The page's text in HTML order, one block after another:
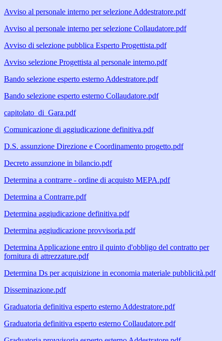
Avviso al personale interno per selezione Addestratore.pdf
Avviso al personale interno per selezione Collaudatore.pdf
Avviso di selezione pubblica Esperto Progettista.pdf
Avviso selezione Progettista al personale interno.pdf
Bando selezione esperto esterno Addestratore.pdf
Bando selezione esperto esterno Collaudatore.pdf
capitolato_di_Gara.pdf
Comunicazione di aggiudicazione definitiva.pdf
D.S. assunzione Direzione e Coordinamento progetto.pdf
Decreto assunzione in bilancio.pdf
Determina a contrarre - ordine di acquisto MEPA.pdf
Determina a Contrarre.pdf
Determina aggiudicazione definitiva.pdf
Determina aggiudicazione provvisoria.pdf
Determina Applicazione entro il quinto d'obbligo del contratto per
fornitura di attrezzature.pdf
Determina Ds per acquisizione in economia materiale pubblicità.pdf
Disseminazione.pdf
Graduatoria definitiva esperto esterno Addestratore.pdf
Graduatoria definitiva esperto esterno Collaudatore.pdf